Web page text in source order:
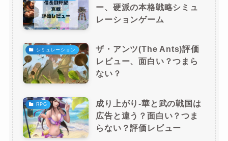
ー、硬派の本格戦略シミュ
レーションゲーム
シミュレーション
ザ・アンツ(The Ants)評価
レビュー、面白い？つまら
ない？
RPG
成り上がり-華と武の戦国は
広告と違う？面白い？つま
らない？評価レビュー